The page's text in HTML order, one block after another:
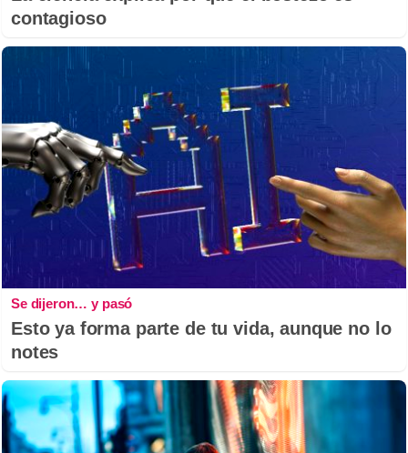
contagioso
Se dijeron… y pasó
Esto ya forma parte de tu vida, aunque no lo
notes